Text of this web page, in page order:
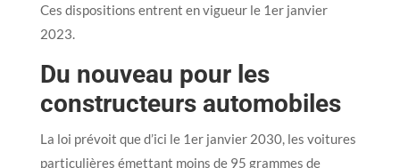
Ces dispositions entrent en vigueur le 1er janvier
2023.
Du nouveau pour les
constructeurs automobiles
La loi prévoit que d’ici le 1er janvier 2030, les voitures
particulières émettant moins de 95 grammes de